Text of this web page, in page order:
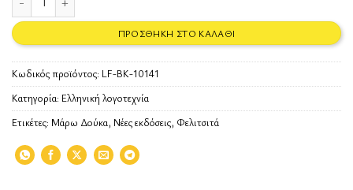
ΠΡΟΣΘΉΚΗ ΣΤΟ ΚΑΛΆΘΙ
Κωδικός προϊόντος: LF-BK-10141
Κατηγορία: Ελληνική λογοτεχνία
Ετικέτες: Μάρω Δούκα, Νέες εκδόσεις, Φελιτσιτά